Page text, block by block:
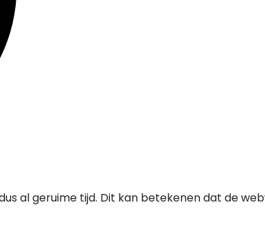
al geruime tijd. Dit kan betekenen dat de